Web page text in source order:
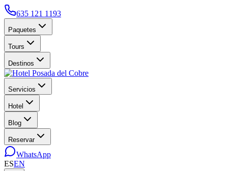
635 121 1193
Paquetes
Tours
Destinos
Servicios
Hotel
Blog
Reservar
WhatsApp
ESEN